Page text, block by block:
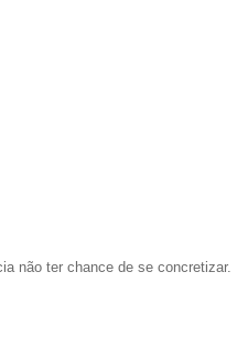
não ter chance de se concretizar.